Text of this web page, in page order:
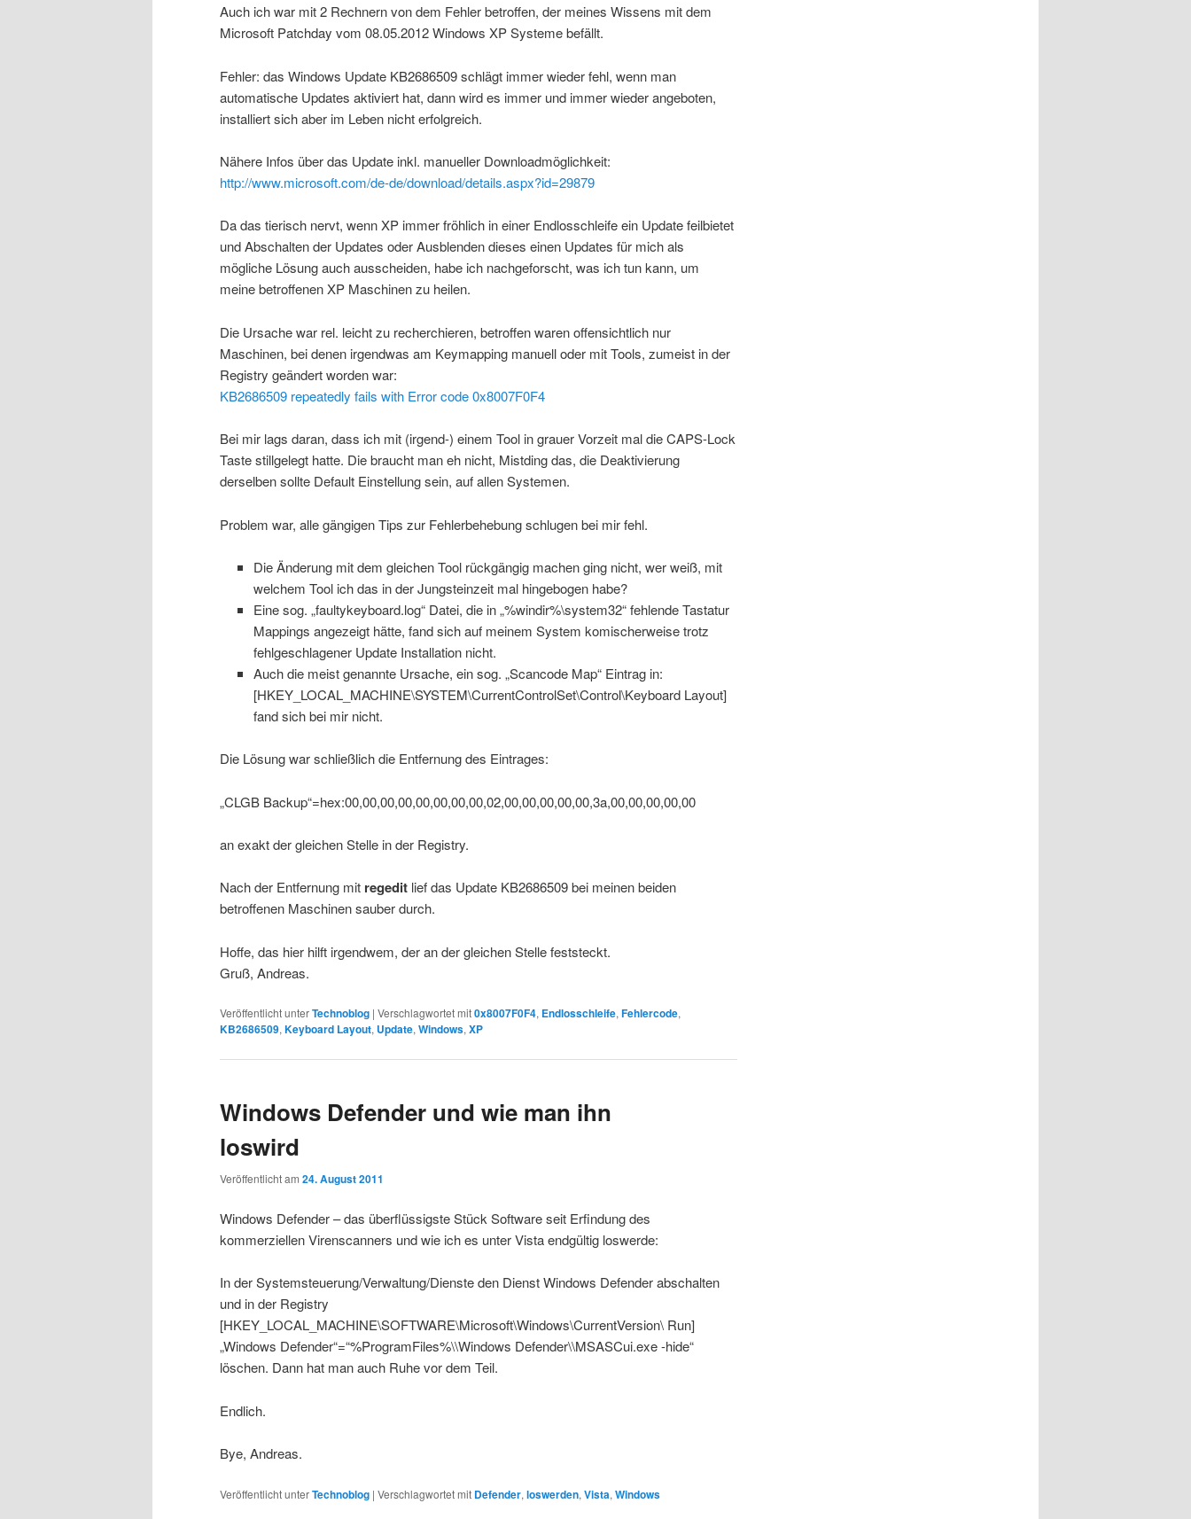
Auch ich war mit 2 Rechnern von dem Fehler betroffen, der meines Wissens mit dem
Microsoft Patchday vom 08.05.2012 Windows XP Systeme befällt.
Fehler: das Windows Update KB2686509 schlägt immer wieder fehl, wenn man
automatische Updates aktiviert hat, dann wird es immer und immer wieder angeboten,
installiert sich aber im Leben nicht erfolgreich.
Nähere Infos über das Update inkl. manueller Downloadmöglichkeit:
http://www.microsoft.com/de-de/download/details.aspx?id=29879
Da das tierisch nervt, wenn XP immer fröhlich in einer Endlosschleife ein Update feilbietet
und Abschalten der Updates oder Ausblenden dieses einen Updates für mich als
mögliche Lösung auch ausscheiden, habe ich nachgeforscht, was ich tun kann, um
meine betroffenen XP Maschinen zu heilen.
Die Ursache war rel. leicht zu recherchieren, betroffen waren offensichtlich nur
Maschinen, bei denen irgendwas am Keymapping manuell oder mit Tools, zumeist in der
Registry geändert worden war:
KB2686509 repeatedly fails with Error code 0x8007F0F4
Bei mir lags daran, dass ich mit (irgend-) einem Tool in grauer Vorzeit mal die CAPS-Lock
Taste stillgelegt hatte. Die braucht man eh nicht, Mistding das, die Deaktivierung
derselben sollte Default Einstellung sein, auf allen Systemen.
Problem war, alle gängigen Tips zur Fehlerbehebung schlugen bei mir fehl.
Die Änderung mit dem gleichen Tool rückgängig machen ging nicht, wer weiß, mit
welchem Tool ich das in der Jungsteinzeit mal hingebogen habe?
Eine sog. „faultykeyboard.log“ Datei, die in „%windir%\system32“ fehlende Tastatur
Mappings angezeigt hätte, fand sich auf meinem System komischerweise trotz
fehlgeschlagener Update Installation nicht.
Auch die meist genannte Ursache, ein sog. „Scancode Map“ Eintrag in:
[HKEY_LOCAL_MACHINE\SYSTEM\CurrentControlSet\Control\Keyboard Layout]
fand sich bei mir nicht.
Die Lösung war schließlich die Entfernung des Eintrages:
„CLGB Backup“=hex:00,00,00,00,00,00,00,00,02,00,00,00,00,00,3a,00,00,00,00,00
an exakt der gleichen Stelle in der Registry.
Nach der Entfernung mit regedit lief das Update KB2686509 bei meinen beiden
betroffenen Maschinen sauber durch.
Hoffe, das hier hilft irgendwem, der an der gleichen Stelle feststeckt.
Gruß, Andreas.
Veröffentlicht unterTechnoblog | Verschlagwortet mit0x8007F0F4, Endlosschleife, Fehlercode,
KB2686509, Keyboard Layout, Update, Windows, XP
Windows Defender und wie man ihn
loswird
Veröffentlicht am 24. August 2011
Windows Defender – das überflüssigste Stück Software seit Erfindung des
kommerziellen Virenscanners und wie ich es unter Vista endgültig loswerde:
In der Systemsteuerung/Verwaltung/Dienste den Dienst Windows Defender abschalten
und in der Registry
[HKEY_LOCAL_MACHINE\SOFTWARE\Microsoft\Windows\CurrentVersion\ Run]
„Windows Defender“=“%ProgramFiles%\\Windows Defender\\MSASCui.exe -hide“
löschen. Dann hat man auch Ruhe vor dem Teil.
Endlich.
Bye, Andreas.
Veröffentlicht unterTechnoblog | Verschlagwortet mit Defender, loswerden, Vista, Windows